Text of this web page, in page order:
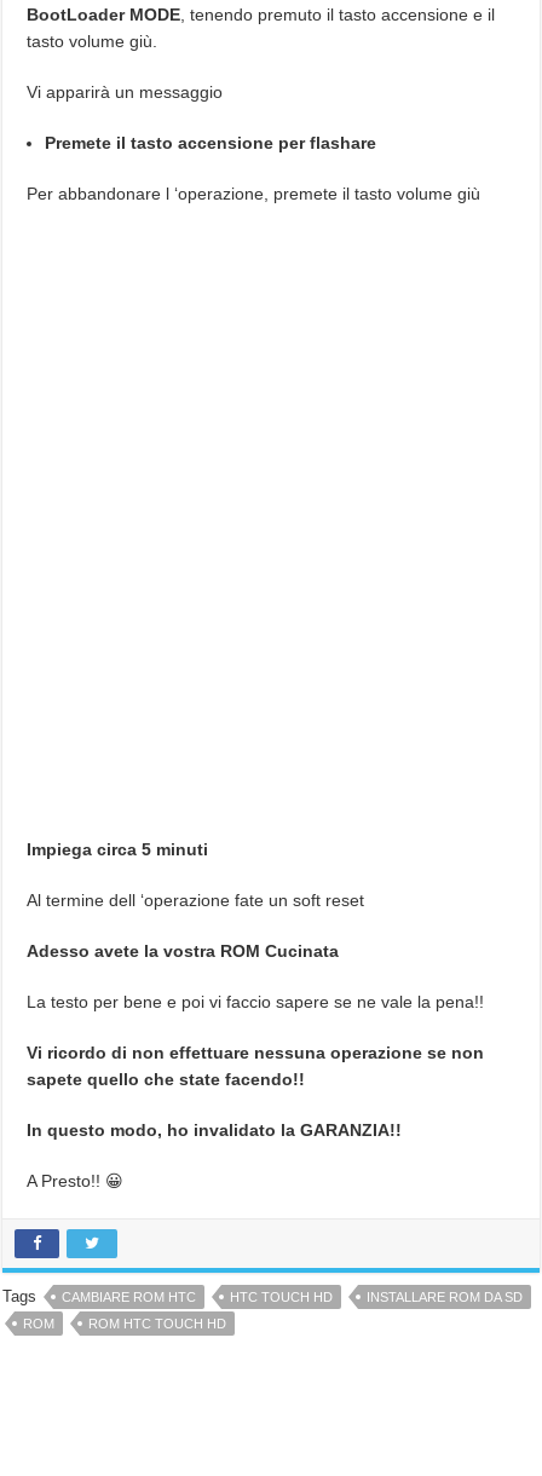
BootLoader MODE , tenendo premuto il tasto accensione e il
tasto volume giù.
Vi apparirà un messaggio
Premete il tasto accensione per flashare
Per abbandonare l ‘operazione, premete il tasto volume giù
Impiega circa 5 minuti
Al termine dell ‘operazione fate un soft reset
Adesso avete la vostra ROM Cucinata
La testo per bene e poi vi faccio sapere se ne vale la pena!!
Vi ricordo di non effettuare nessuna operazione se non
sapete quello che state facendo!!
In questo modo, ho invalidato la GARANZIA!!
A Presto!! 😀
Tags CAMBIARE ROM HTC HTC TOUCH HD
INSTALLARE ROM DA SD
ROM
ROM HTC TOUCH HD